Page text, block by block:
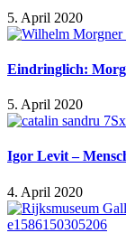
5. April 2020
Eindringlich:
5. April 2020
Igor Levit –
4. April 2020